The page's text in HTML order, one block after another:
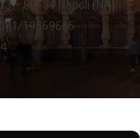
– 80134 Napoli (NA)
19569666